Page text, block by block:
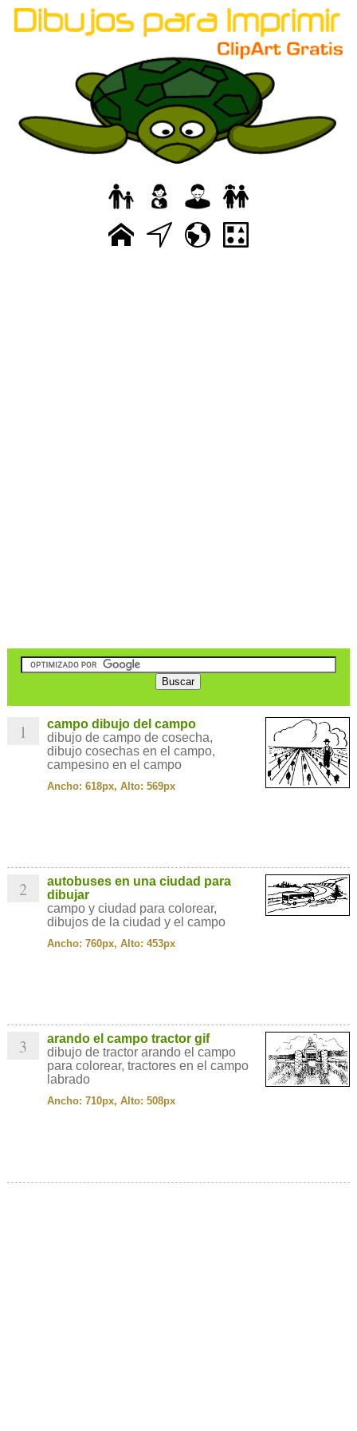
1
campo dibujo del campo
dibujo de campo de cosecha,
dibujo cosechas en el campo,
campesino en el campo
Ancho: 618px, Alto: 569px
2
autobuses en una ciudad para
dibujar
campo y ciudad para colorear,
dibujos de la ciudad y el campo
Ancho: 760px, Alto: 453px
3
arando el campo tractor gif
dibujo de tractor arando el campo
para colorear, tractores en el campo
labrado
Ancho: 710px, Alto: 508px